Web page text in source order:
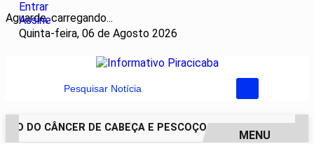
Aguarde, carregando...
Entrar
Assine
Quinta-feira, 06 de Agosto 2026
Pesquisar Notícia
DO CÂNCER DE CABEÇA E PESCOÇO EVOLUI E AMPLIA
MENU